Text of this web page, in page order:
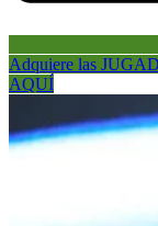
Adquiere las
AQUÍ